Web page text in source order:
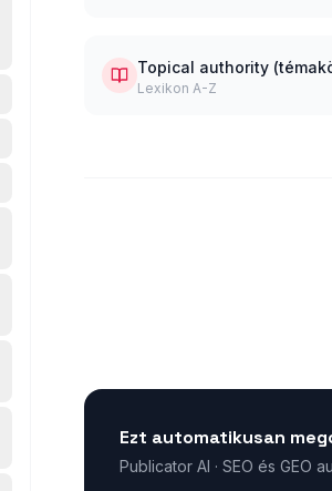
Topical authority
Lexikon A-Z
Ezt automatikusan
Publicator AI · SEO és GEO